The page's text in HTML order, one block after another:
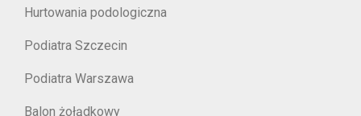
Hurtowania podologiczna
Podiatra Szczecin
Podiatra Warszawa
Balon żołądkowy